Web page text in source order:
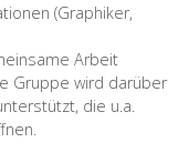
(Graphiker,
Arbeit
Gruppe wird darüber
die u.a.